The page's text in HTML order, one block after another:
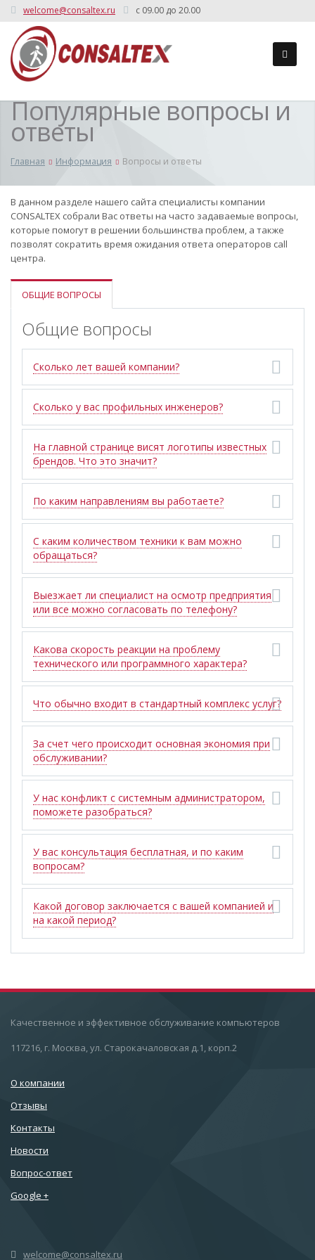
welcome@consaltex.ru c 09.00 до 20.00
Популярные вопросы и
ответы
Главная Информация Вопросы и ответы
В данном разделе нашего сайта специалисты компании
CONSALTEX собрали Вас ответы на часто задаваемые вопросы,
которые помогут в решении большинства проблем, а также
позволят сократить время ожидания ответа операторов сall
центра.
ОБЩИЕ ВОПРОСЫ
Общие вопросы
Сколько лет вашей компании?
Сколько у вас профильных инженеров?
На главной странице висят логотипы известных
брендов. Что это значит?
По каким направлениям вы работаете?
С каким количеством техники к вам можно
обращаться?
Выезжает ли специалист на осмотр предприятия
или все можно согласовать по телефону?
Какова скорость реакции на проблему
технического или программного характера?
Что обычно входит в стандартный комплекс услуг?
За счет чего происходит основная экономия при
обслуживании?
У нас конфликт с системным администратором,
поможете разобраться?
У вас консультация бесплатная, и по каким
вопросам?
Какой договор заключается с вашей компанией и
на какой период?
Качественное и эффективное обслуживание компьютеров
117216, г. Москва, ул. Старокачаловская д.1, корп.2
О компании
Отзывы
Контакты
Новости
Вопрос-ответ
Google +
welcome@consaltex.ru